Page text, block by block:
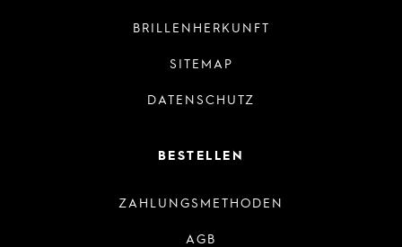
BRILLENHERKUNFT
SITEMAP
DATENSCHUTZ
BESTELLEN
ZAHLUNGSMETHODEN
AGB